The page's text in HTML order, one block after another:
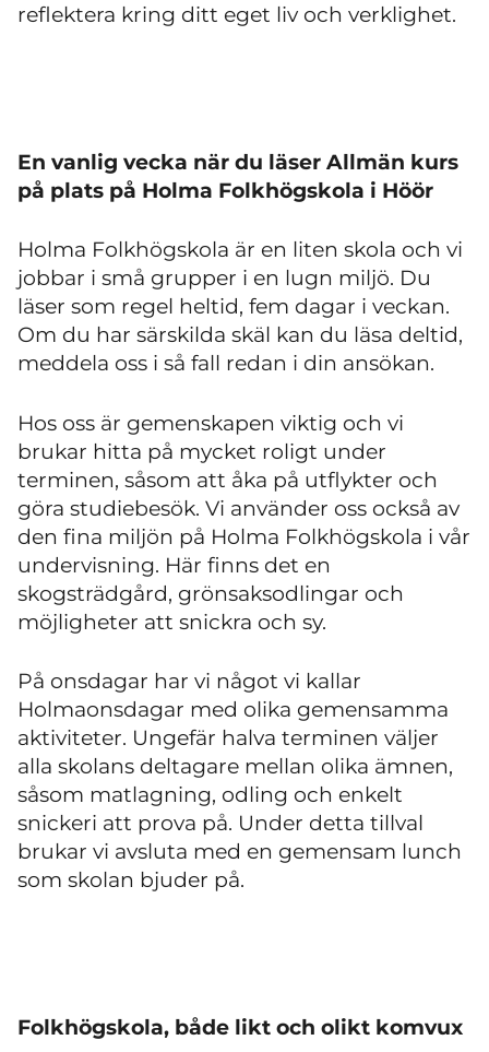
reflektera kring ditt eget liv och verklighet.
En vanlig vecka när du läser Allmän kurs
på plats på Holma Folkhögskola i Höör
Holma Folkhögskola är en liten skola och vi
jobbar i små grupper i en lugn miljö. Du
läser som regel heltid, fem dagar i veckan.
Om du har särskilda skäl kan du läsa deltid,
meddela oss i så fall redan i din ansökan.
Hos oss är gemenskapen viktig och vi
brukar hitta på mycket roligt under
terminen, såsom att åka på utflykter och
göra studiebesök. Vi använder oss också av
den fina miljön på Holma Folkhögskola i vår
undervisning. Här finns det en
skogsträdgård, grönsaksodlingar och
möjligheter att snickra och sy.
På onsdagar har vi något vi kallar
Holmaonsdagar med olika gemensamma
aktiviteter. Ungefär halva terminen väljer
alla skolans deltagare mellan olika ämnen,
såsom matlagning, odling och enkelt
snickeri att prova på. Under detta tillval
brukar vi avsluta med en gemensam lunch
som skolan bjuder på.
Folkhögskola, både likt och olikt komvux